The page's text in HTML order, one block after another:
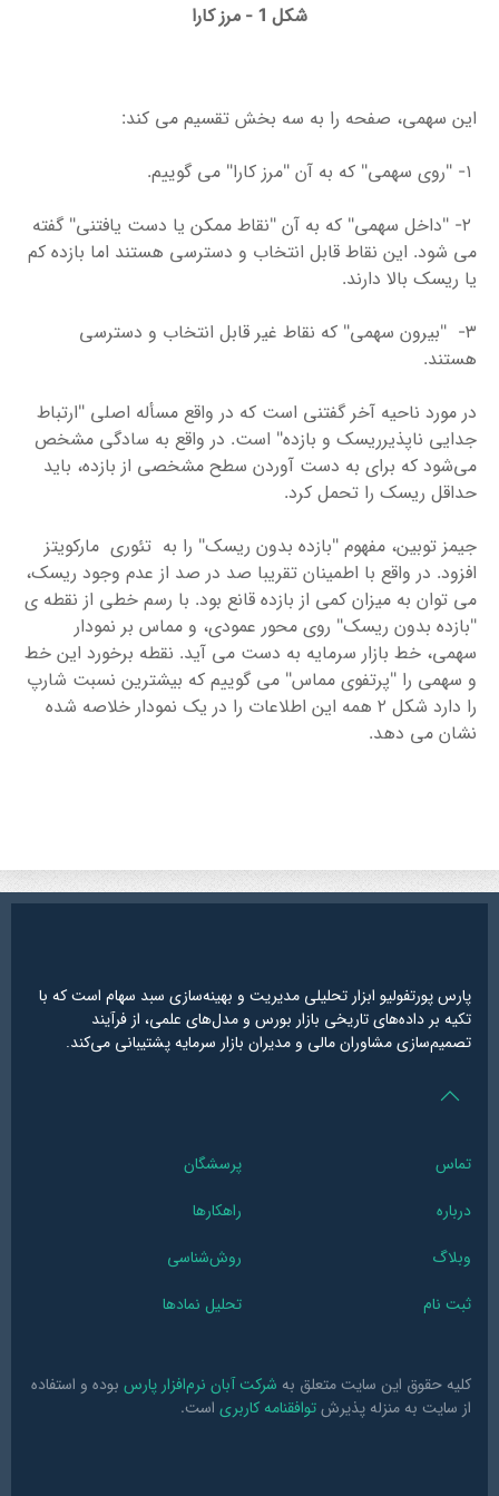
شکل 1 - مرز کارا
این سهمی، صفحه را به سه بخش تقسیم می کند:
۲- "داخل سهمی" که به آن "نقاط ممکن یا دست یافتنی" گفته
می شود. این نقاط قابل انتخاب و دسترسی هستند اما بازده کم
یا ریسک بالا دارند.
۳- "بیرون سهمی" که نقاط غیر قابل انتخاب و دسترسی
هستند.
در مورد ناحیه آخر گفتنی است که در واقع مسأله اصلی "ارتباط
جدایی ناپذیرریسک و بازده" است. در واقع به سادگی مشخص
می‌شود که برای به دست آوردن سطح مشخصی از بازده، باید
حداقل ریسک را تحمل کرد.
جیمز توبین، مفهوم "بازده بدون ریسک" را به تئوری مارکویتز
افزود. در واقع با اطمینان تقریبا صد در صد از عدم وجود ریسک،
می توان به میزان کمی از بازده قانع بود. با رسم خطی از نقطه ی
"بازده بدون ریسک" روی محور عمودی، و مماس بر نمودار
سهمی، خط بازار سرمایه به دست می آید. نقطه برخورد این خط
و سهمی را "پرتفوی مماس" می گوییم که بیشترین نسبت شارپ
را دارد شکل ۲ همه این اطلاعات را در یک نمودار خلاصه شده
نشان می دهد.
پارس پورتفولیو ابزار تحلیلی مدیریت و بهینه‌سازی سبد سهام است که با
تکیه بر داده‌های تاریخی بازار بورس و مدل‌های علمی، از فرآیند
تصمیم‌سازی مشاوران مالی و مدیران بازار سرمایه پشتیبانی می‌کند.
تماس
درباره
وبلاگ
ثبت نام
پرسشگان
راهکارها
روش‌شناسی
تحلیل نمادها
کلیه حقوق این سایت متعلق به شرکت آبان نرم‌افزار پارسبوده و استفاده
از سایت به منزله پذیرشتوافقنامه کاربریاست.